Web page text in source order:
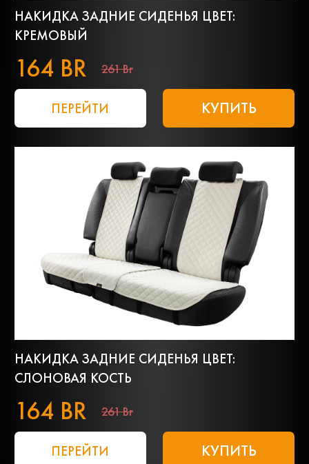
НАКИДКА ЗАДНИЕ СИДЕНЬЯ ЦВЕТ:
КРЕМОВЫЙ
164 BR 261 Br
ПЕРЕЙТИ КУПИТЬ
НАКИДКА ЗАДНИЕ СИДЕНЬЯ ЦВЕТ:
СЛОНОВАЯ КОСТЬ
164 BR 261 Br
ПЕРЕЙТИ КУПИТЬ